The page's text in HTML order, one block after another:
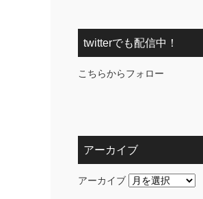
twitterでも配信中！
こちらからフォロー
アーカイブ
アーカイブ